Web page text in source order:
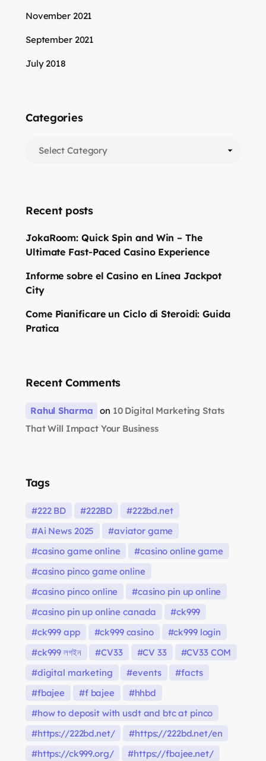
November 2021
September 2021
July 2018
Categories
Recent posts
JokaRoom: Quick Spin and Win – The
Ultimate Fast‑Paced Casino Experience
Informe sobre el Casino en Línea Jackpot
City
Come Pianificare un Ciclo di Steroidi: Guida
Pratica
Recent Comments
Rahul Sharma on 10 Digital Marketing Stats
That Will Impact Your Business
Tags
222 BD 222BD
222bd.net
Ai News 2025
aviator game
casino game online
casino online game
casino pinco game online
casino pinco online
casino pin up online
casino pin up online canada
ck999
ck999 app
ck999 casino
ck999 login
ck999 লগইন
CV33 CV 33
CV33 COM
digital marketing
events
facts
fbajee
f bajee
hhbd
how to deposit with usdt and btc at pinco
https://222bd.net/
https://222bd.net/en
https://ck999.org/
https://fbajee.net/